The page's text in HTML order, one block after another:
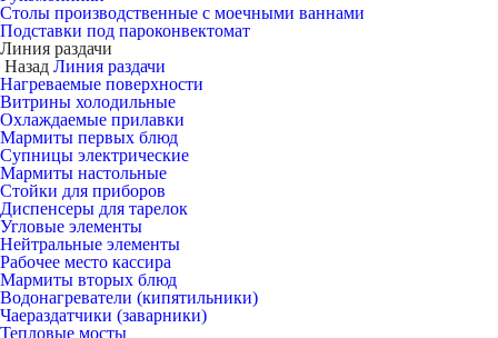
Столы производственные с моечными ваннами
Подставки под пароконвектомат
Линия раздачи
Назад Линия раздачи
Нагреваемые поверхности
Витрины холодильные
Охлаждаемые прилавки
Мармиты первых блюд
Супницы электрические
Мармиты настольные
Стойки для приборов
Диспенсеры для тарелок
Угловые элементы
Нейтральные элементы
Рабочее место кассира
Мармиты вторых блюд
Водонагреватели (кипятильники)
Чаераздатчики (заварники)
Тепловые мосты